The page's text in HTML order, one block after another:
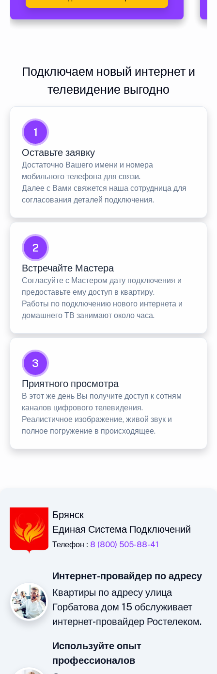
Подключаем новый интернет и
телевидение выгодно
1
Оставьте заявку
Достаточно Вашего имени и номера
мобильного телефона для связи.
Далее с Вами свяжется наша сотрудница для
согласования деталей подключения.
2
Встречайте Мастера
Согласуйте с Мастером дату подключения и
предоставьте ему доступ в квартиру.
Работы по подключению нового интернета и
домашнего ТВ занимают около часа.
3
Приятного просмотра
В этот же день Вы получите доступ к сотням
каналов цифрового телевидения.
Реалистичное изображение, живой звук и
полное погружение в происходящее.
Брянск
Единая Система Подключений
Телефон : 8 (800) 505-88-41
Интернет-провайдер по адресу
Квартиры по адресу улица
Горбатова дом 15 обслуживает
интернет-провайдер Ростелеком.
Используйте опыт
профессионалов